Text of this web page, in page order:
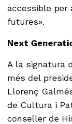
accessible per
futures».
Next
A la signatura
més del
Llorenç
de Cultura i
conseller de